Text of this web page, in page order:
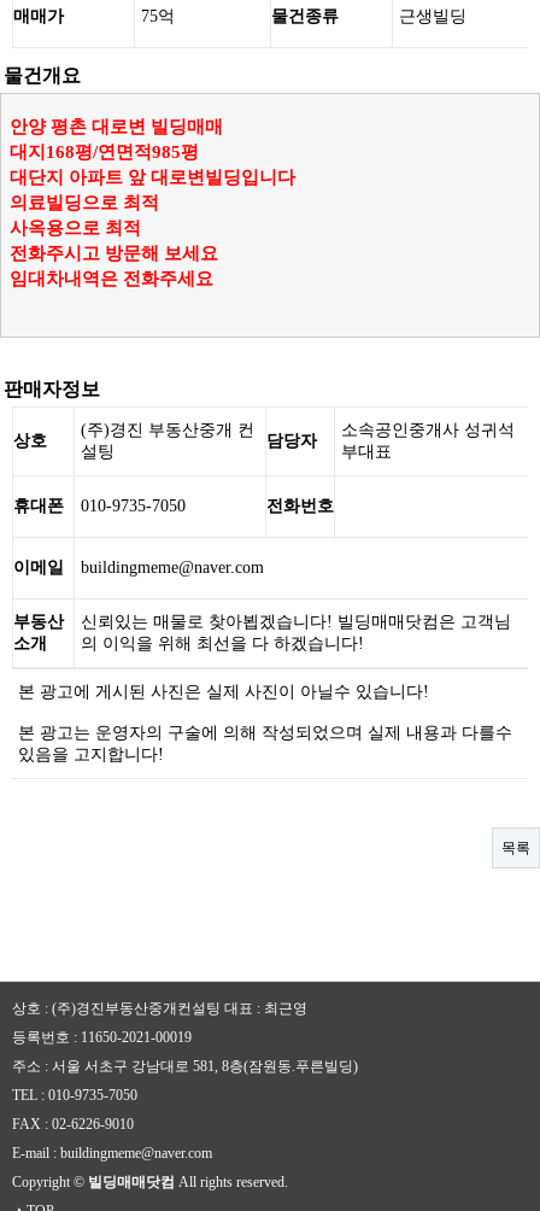
매매가 75억 물건종류 근생빌딩
물건개요
안양 평촌 대로변 빌딩매매
대지168평/연면적985평
대단지 아파트 앞 대로변빌딩입니다
의료빌딩으로 최적
사옥용으로 최적
전화주시고 방문해 보세요
임대차내역은 전화주세요
판매자정보
상호
(주)경진 부동산중개 컨
설팅
담당자
소속공인중개사 성귀석
부대표
휴대폰 010-9735-7050 전화번호
이메일 buildingmeme@naver.com
부동산
소개
신뢰있는 매물로 찾아뵙겠습니다! 빌딩매매닷컴은 고객님
의 이익을 위해 최선을 다 하겠습니다!
본 광고에 게시된 사진은 실제 사진이 아닐수 있습니다!
본 광고는 운영자의 구술에 의해 작성되었으며 실제 내용과 다를수
있음을 고지합니다!
목록
상호 : (주)경진부동산중개컨설팅 대표 : 최근영
등록번호 : 11650-2021-00019
주소 : 서울 서초구 강남대로 581, 8층(잠원동.푸른빌딩)
TEL : 010-9735-7050
FAX : 02-6226-9010
E-mail : buildingmeme@naver.com
Copyright © 빌딩매매닷컴 All rights reserved.